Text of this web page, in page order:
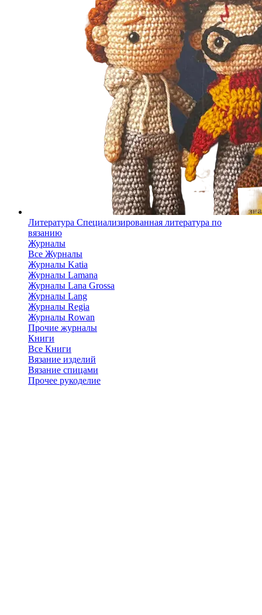
Литература Специализированная литература по
вязанию
Журналы
Все Журналы
Журналы Katia
Журналы Lamana
Журналы Lana Grossa
Журналы Lang
Журналы Regia
Журналы Rowan
Прочие журналы
Книги
Все Книги
Вязание изделий
Вязание спицами
Прочее рукоделие